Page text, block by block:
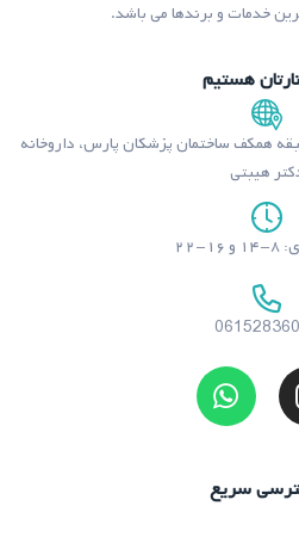
خدمات و برندها می باشد.
هستیم
همکف ساختمان پزشکان پارس، داروخانه
هیبتی
۲۲
سریع